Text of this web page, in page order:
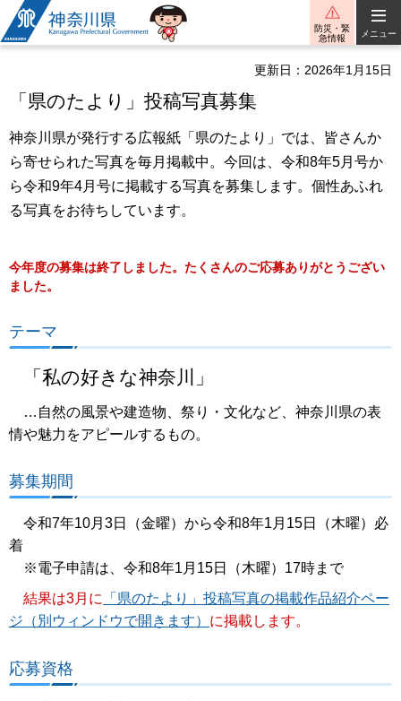
神奈川県
防災・緊
急情報
メニュー
更新日：2026年1月15日
「県のたより」投稿写真募集
神奈川県が発行する広報紙「県のたより」では、皆さんか
ら寄せられた写真を毎月掲載中。今回は、令和8年5月号か
ら令和9年4月号に掲載する写真を募集します。個性あふれ
る写真をお待ちしています。
今年度の募集は終了しました。たくさんのご応募ありがとうござい
ました。
テーマ
「私の好きな神奈川」
…⾃然の⾵景や建造物、祭り・⽂化など、神奈川県の表
情や魅⼒をアピールするもの。
募集期間
令和7年10⽉3⽇（金曜）から令和8年1⽉15⽇（木曜）必
着
※電⼦申請は、令和8年1⽉15⽇（木曜）17時まで
結果は3月に
「県のたより」投稿写真の掲載作品紹介ペー
ジ（別ウィンドウで開きます） に掲載します。
応募資格